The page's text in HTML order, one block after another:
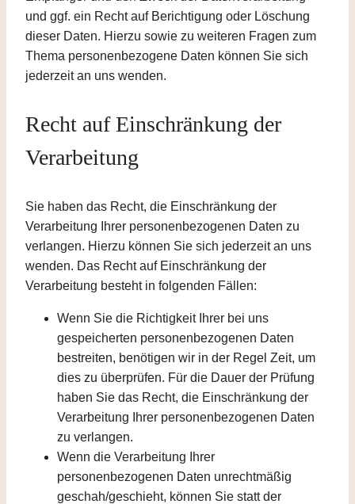
und ggf. ein Recht auf Berichtigung oder Löschung
dieser Daten. Hierzu sowie zu weiteren Fragen zum
Thema personenbezogene Daten können Sie sich
jederzeit an uns wenden.
Recht auf Einschränkung der
Verarbeitung
Sie haben das Recht, die Einschränkung der
Verarbeitung Ihrer personenbezogenen Daten zu
verlangen. Hierzu können Sie sich jederzeit an uns
wenden. Das Recht auf Einschränkung der
Verarbeitung besteht in folgenden Fällen:
Wenn Sie die Richtigkeit Ihrer bei uns
gespeicherten personenbezogenen Daten
bestreiten, benötigen wir in der Regel Zeit, um
dies zu überprüfen. Für die Dauer der Prüfung
haben Sie das Recht, die Einschränkung der
Verarbeitung Ihrer personenbezogenen Daten
zu verlangen.
Wenn die Verarbeitung Ihrer
personenbezogenen Daten unrechtmäßig
geschah/geschieht, können Sie statt der